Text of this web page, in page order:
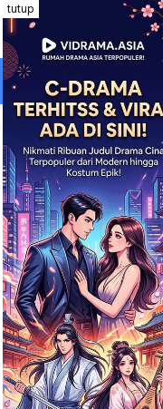
tutup
Musik Nasional